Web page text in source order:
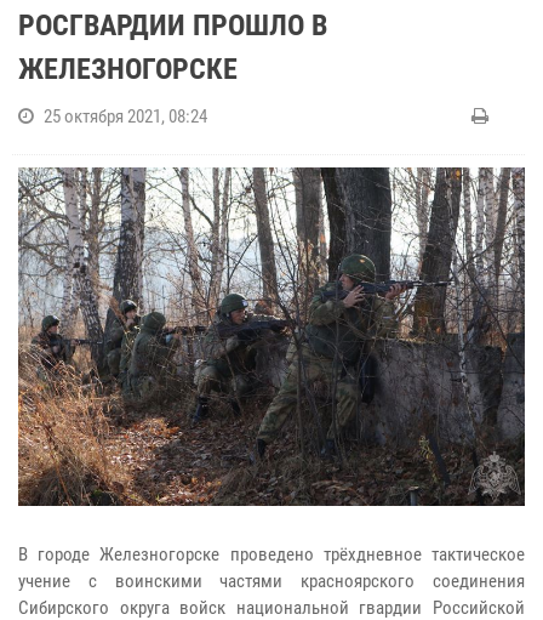
РОСГВАРДИИ ПРОШЛО В
ЖЕЛЕЗНОГОРСКЕ
25 октября 2021, 08:24
В городе Железногорске проведено трёхдневное тактическое
учение с воинскими частями красноярского соединения
Сибирского округа войск национальной гвардии Российской